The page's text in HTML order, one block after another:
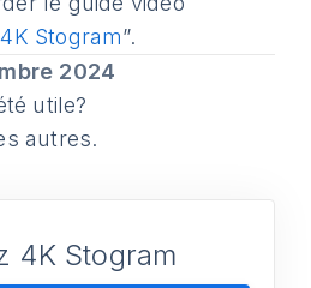
Stogram”.
2024
utile?
autres.
4K Stogram